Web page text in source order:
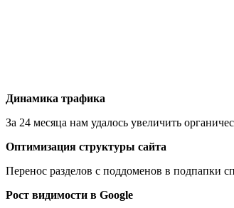
Динамика трафика
За 24 месяца нам удалось увеличить
Оптимизация структуры сайта
Перенос разделов с поддоменов в подпапки
Рост видимости в Google